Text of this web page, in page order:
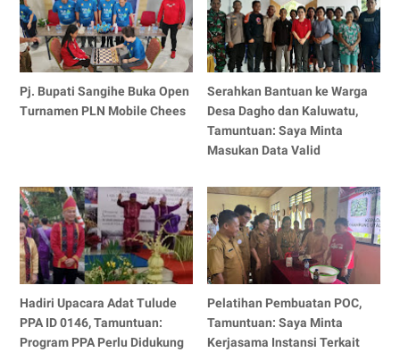
Pj. Bupati Sangihe Buka Open
Turnamen PLN Mobile Chees
Serahkan Bantuan ke Warga
Desa Dagho dan Kaluwatu,
Tamuntuan: Saya Minta
Masukan Data Valid
Hadiri Upacara Adat Tulude
PPA ID 0146, Tamuntuan:
Program PPA Perlu Didukung
Pelatihan Pembuatan POC,
Tamuntuan: Saya Minta
Kerjasama Instansi Terkait